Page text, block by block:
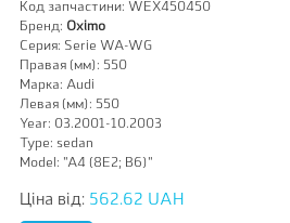
Код запчастини: WEX450450
Бренд: Oximo
Серия: Serie WA-WG
Правая (мм): 550
Марка: Audi
Левая (мм): 550
Year: 03.2001-10.2003
Type: sedan
Model: "A4 (8E2; B6)"
Ціна від: 562.62 UAH